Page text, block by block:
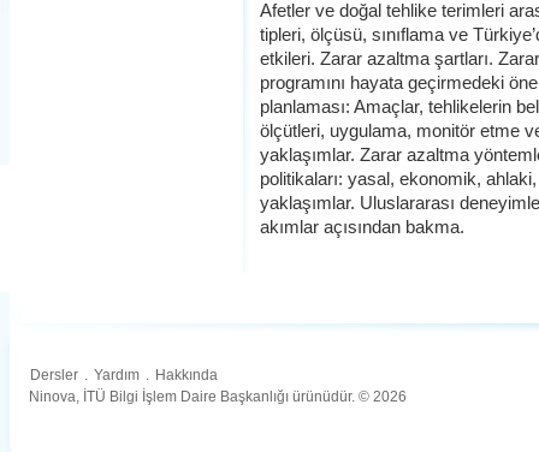
Afetler ve doğal tehlike terimleri
tipleri, ölçüsü, sınıflama ve
etkileri. Zarar azaltma şartları.
programını hayata geçirmedeki
planlaması: Amaçlar, tehlikelerin
ölçütleri, uygulama, monitör etme
yaklaşımlar. Zarar azaltma
politikaları: yasal, ekonomik,
yaklaşımlar. Uluslararası
akımlar açısından bakma.
Dersler . Yardım . Hakkında
Ninova, İTÜ Bilgi İşlem Daire Başkanlığı ürünüdür. © 2026